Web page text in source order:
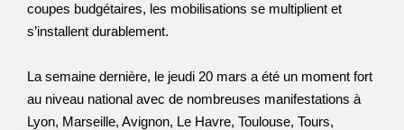
coupes budgétaires, les mobilisations se multiplient et
s’installent durablement.
La semaine dernière, le jeudi 20 mars a été un moment fort
au niveau national avec de nombreuses manifestations à
Lyon, Marseille, Avignon, Le Havre, Toulouse, Tours,